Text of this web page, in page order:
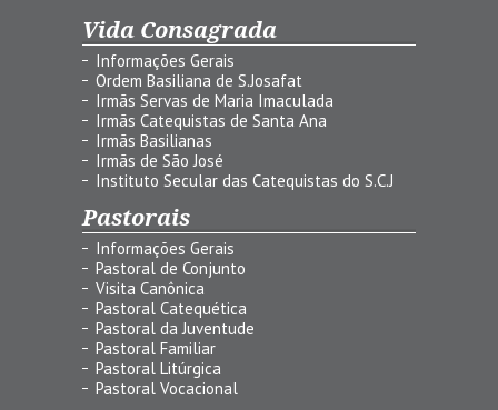
Vida Consagrada
Informações Gerais
Ordem Basiliana de S.Josafat
Irmãs Servas de Maria Imaculada
Irmãs Catequistas de Santa Ana
Irmãs Basilianas
Irmãs de São José
Instituto Secular das Catequistas do S.C.J
Pastorais
Informações Gerais
Pastoral de Conjunto
Visita Canônica
Pastoral Catequética
Pastoral da Juventude
Pastoral Familiar
Pastoral Litúrgica
Pastoral Vocacional